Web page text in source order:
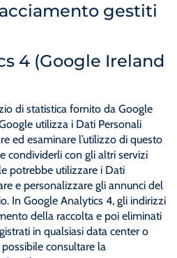
gestiti
4 (Google Ireland
di statistica fornito da Google
utilizza i Dati Personali
ed esaminare l’utilizzo di questo
condividerli con gli altri servizi
potrebbe utilizzare i Dati
e personalizzare gli annunci del
In Google Analytics 4, gli indirizzi
della raccolta e poi eliminati
in qualsiasi data center o
consultare la